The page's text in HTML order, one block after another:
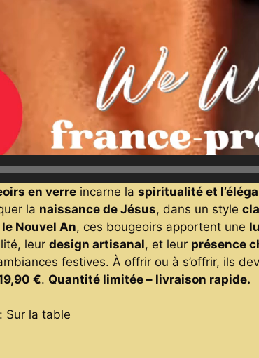
en verreincarne la spiritualité et
la naissance de Jésus, dans un style
Nouvel An, ces bougeoirs apportent une
leur design artisanal, et leur présence
festives. À offrir ou à s’offrir, ils
€. Quantité limitée – livraison rapide.
Sur la table